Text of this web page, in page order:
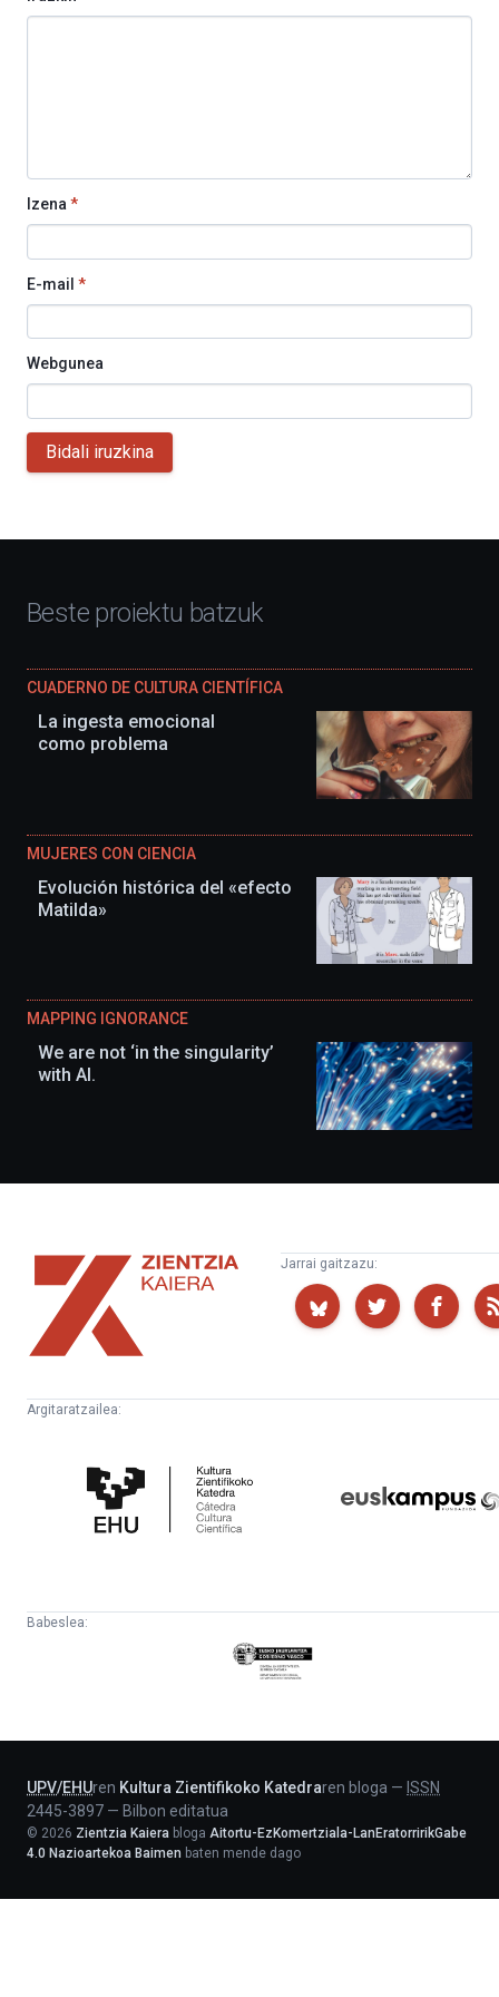
Izena*
E-mail *
Webgunea
Bidali iruzkina
Beste proiektu batzuk
CUADERNO DE CULTURA CIENTÍFICA
La ingesta emocional
como problema
MUJERES CON CIENCIA
Evolución histórica del «efecto
Matilda»
MAPPING IGNORANCE
We are not ‘in the singularity’
with AI.
Zientzia
Kaiera
Jarrai gaitzazu:
Argitaratzailea:
Zientifikoko
Katedra
Babeslea:
Eusko
Jaurlaritza
UPV/EHUren Kultura Zientifikoko Katedraren bloga — ISSN
2445-3897 — Bilbon editatua
© 2026 Zientzia Kaiera bloga Aitortu-EzKomertziala-LanEratorririkGabe
4.0 Nazioartekoa Baimen baten mende dago